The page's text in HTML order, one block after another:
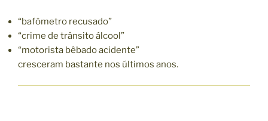
“bafômetro recusado”
“crime de trânsito álcool”
“motorista bêbado acidente”
cresceram bastante nos últimos anos.